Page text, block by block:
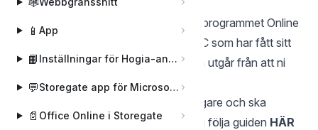
📱 App
📙 Inställningar för Hogia-användare
💬 Storegate app för Microsoft Teams
📄 Office Online i Storegate
Denna guide hjälper dig att installera programmet Online
Backup på en ny PC alternativt en PC som har fått sitt
operativsystem ominstallerat. Guiden utgår från att ni
har använt Online Backup tidigare.
Har ni inte använt Online Backup tidigare och ska
installera det för första gången ska ni följa guiden HÄR